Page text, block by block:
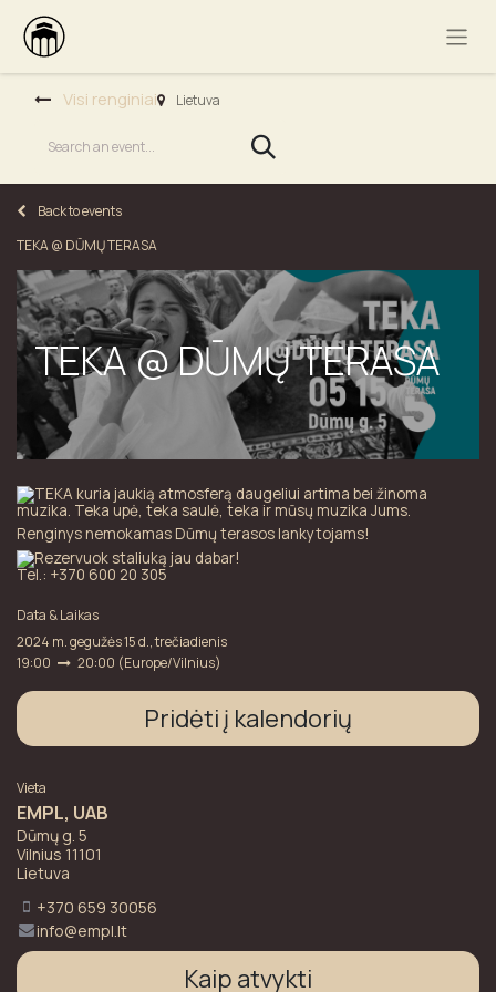
Visi renginiai Lietuva
Back to events
TEKA @ DŪMŲ TERASA
TEKA @ DŪMŲ TERASA
TEKA kuria jaukią atmosferą daugeliui artima bei žinoma
muzika. Teka upė, teka saulė, teka ir mūsų muzika Jums.
Renginys nemokamas Dūmų terasos lankytojams!
Rezervuok staliuką jau dabar!
Tel.: +370 600 20 305
Data & Laikas
2024 m. gegužės 15 d., trečiadienis
19:00
20:00 (Europe/Vilnius)
Pridėti į kalendorių
Vieta
EMPL, UAB
Dūmų g. 5
Vilnius 11101
Lietuva
+370 659 30056
info@empl.lt
Kaip atvykti